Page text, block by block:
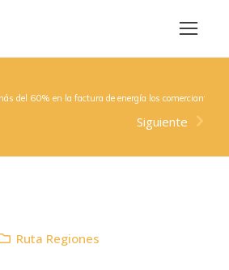
del 60% en la factura de energía los comerciantes
Siguiente
Ruta Regiones